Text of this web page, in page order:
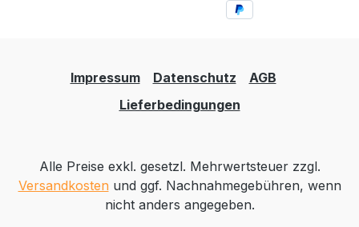
Impressum Datenschutz
AGB
Lieferbedingungen
Alle Preise exkl. gesetzl. Mehrwertsteuer zzgl.
Versandkosten und ggf. Nachnahmegebühren, wenn
nicht anders angegeben.